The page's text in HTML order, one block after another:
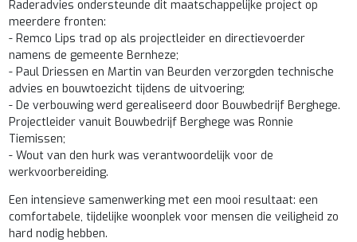
Raderadvies ondersteunde dit maatschappelijke project op
meerdere fronten:
- Remco Lips trad op als projectleider en directievoerder
namens de gemeente Bernheze;
- Paul Driessen en Martin van Beurden verzorgden technische
advies en bouwtoezicht tijdens de uitvoering;
- De verbouwing werd gerealiseerd door Bouwbedrijf Berghege.
Projectleider vanuit Bouwbedrijf Berghege was Ronnie
Tiemissen;
- Wout van den hurk was verantwoordelijk voor de
werkvoorbereiding.
Een intensieve samenwerking met een mooi resultaat: een
comfortabele, tijdelijke woonplek voor mensen die veiligheid zo
hard nodig hebben.